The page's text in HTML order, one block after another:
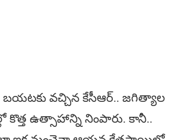
వచ్చిన కేసీఆర్‌.. జగిత్యాల
కొత్త ఉత్సాహాన్ని నింపారు. కానీ..